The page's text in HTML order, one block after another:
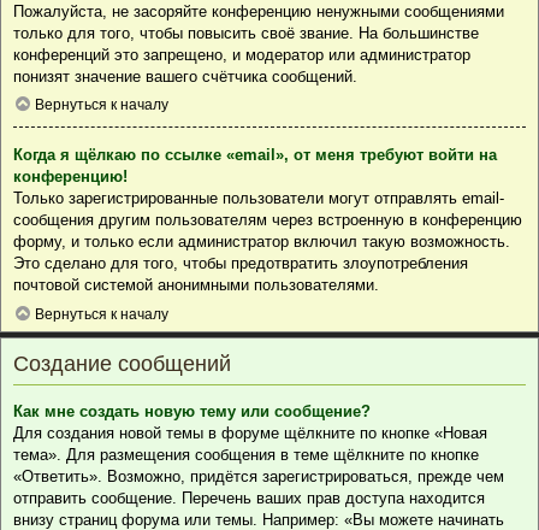
Пожалуйста, не засоряйте конференцию ненужными сообщениями
только для того, чтобы повысить своё звание. На большинстве
конференций это запрещено, и модератор или администратор
понизят значение вашего счётчика сообщений.
Вернуться к началу
Когда я щёлкаю по ссылке «email», от меня требуют войти на
конференцию!
Только зарегистрированные пользователи могут отправлять email-
сообщения другим пользователям через встроенную в конференцию
форму, и только если администратор включил такую возможность.
Это сделано для того, чтобы предотвратить злоупотребления
почтовой системой анонимными пользователями.
Вернуться к началу
Создание сообщений
Как мне создать новую тему или сообщение?
Для создания новой темы в форуме щёлкните по кнопке «Новая
тема». Для размещения сообщения в теме щёлкните по кнопке
«Ответить». Возможно, придётся зарегистрироваться, прежде чем
отправить сообщение. Перечень ваших прав доступа находится
внизу страниц форума или темы. Например: «Вы можете начинать